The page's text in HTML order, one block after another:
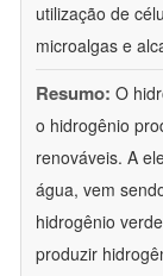
utilização de
microalgas e
Resumo: O
o hidrogênio
renováveis. A
água, vem
hidrogênio
produzir